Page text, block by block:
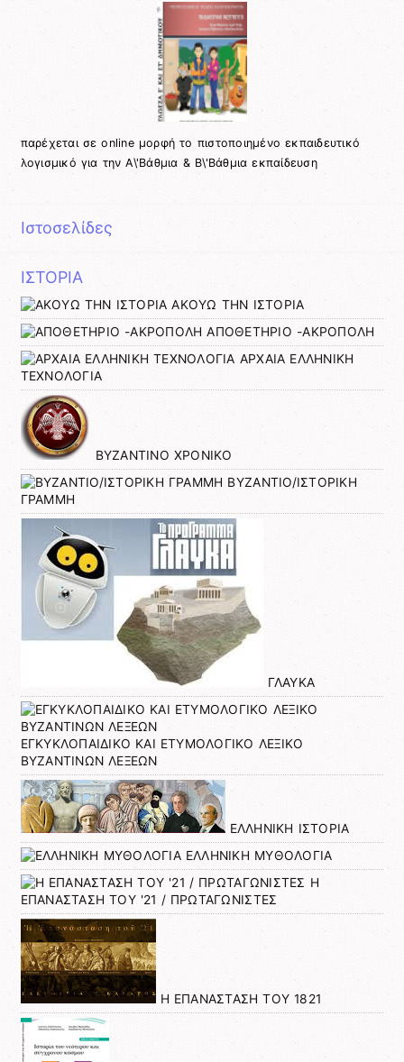
παρέχεται σε online μορφή το πιστοποιημένο εκπαιδευτικό
λογισμικό για την Α\'Βάθμια & Β\'Βάθμια εκπαίδευση
Ιστοσελίδες
ΙΣΤΟΡΙΑ
ΑΚΟΥΩ ΤΗΝ ΙΣΤΟΡΙΑ
ΑΠΟΘΕΤΗΡΙΟ -ΑΚΡΟΠΟΛΗ
ΑΡΧΑΙΑ ΕΛΛΗΝΙΚΗ
ΤΕΧΝΟΛΟΓΙΑ
ΒΥΖΑΝΤΙΝΟ ΧΡΟΝΙΚΟ
ΒΥΖΑΝΤΙΟ/ΙΣΤΟΡΙΚΗ
ΓΡΑΜΜΗ
ΓΛΑΥΚΑ
ΕΓΚΥΚΛΟΠΑΙΔΙΚΟ ΚΑΙ ΕΤΥΜΟΛΟΓΙΚΟ ΛΕΞΙΚΟ
ΒΥΖΑΝΤΙΝΩΝ ΛΕΞΕΩΝ
ΕΛΛΗΝΙΚΗ ΙΣΤΟΡΙΑ
ΕΛΛΗΝΙΚΗ ΜΥΘΟΛΟΓΙΑ
Η
ΕΠΑΝΑΣΤΑΣΗ ΤΟΥ '21 / ΠΡΩΤΑΓΩΝΙΣΤΕΣ
Η ΕΠΑΝΑΣΤΑΣΗ ΤΟΥ 1821